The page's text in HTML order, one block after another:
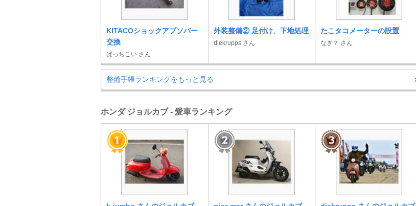
KITACOショックアブソバー
交換
ばっちこい さん
外装整備② 足付け、下地処理
diekrupps さん
たこタコメーターの設置
なぎ？ さん
整備手帳ランキングをもっと見る
ホンダ ジョルカブ - 愛車ランキング